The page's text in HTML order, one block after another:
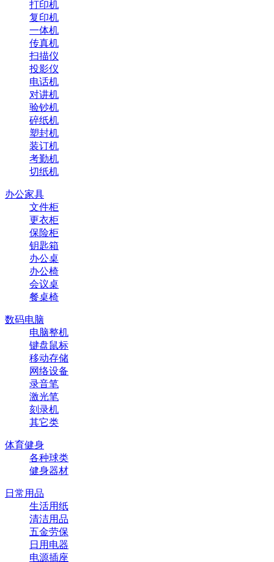
打印机
复印机
一体机
传真机
扫描仪
投影仪
电话机
对讲机
验钞机
碎纸机
塑封机
装订机
考勤机
切纸机
办公家具
文件柜
更衣柜
保险柜
钥匙箱
办公桌
办公椅
会议桌
餐桌椅
数码电脑
电脑整机
键盘鼠标
移动存储
网络设备
录音笔
激光笔
刻录机
其它类
体育健身
各种球类
健身器材
日常用品
生活用纸
清洁用品
五金劳保
日用电器
电源插座